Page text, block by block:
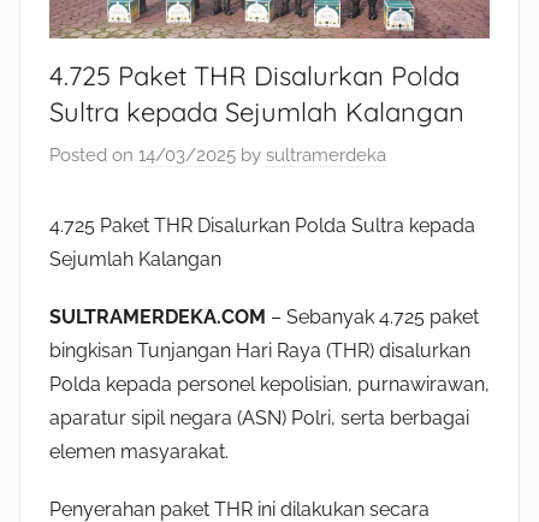
4.725 Paket THR Disalurkan Polda
Sultra kepada Sejumlah Kalangan
Posted on 14/03/2025 by sultramerdeka
4.725 Paket THR Disalurkan Polda Sultra kepada
Sejumlah Kalangan
SULTRAMERDEKA.COM – Sebanyak 4.725 paket
bingkisan Tunjangan Hari Raya (THR) disalurkan
Polda kepada personel kepolisian, purnawirawan,
aparatur sipil negara (ASN) Polri, serta berbagai
elemen masyarakat.
Penyerahan paket THR ini dilakukan secara